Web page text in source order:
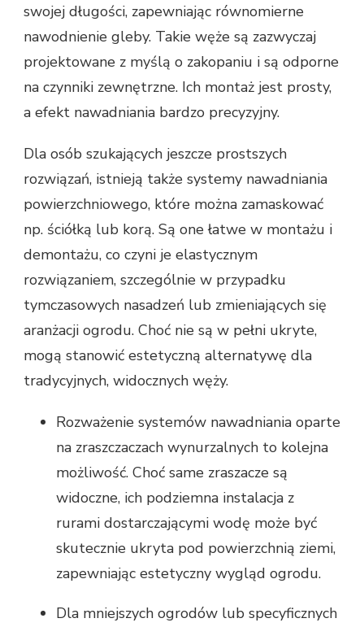
swojej długości, zapewniając równomierne
nawodnienie gleby. Takie węże są zazwyczaj
projektowane z myślą o zakopaniu i są odporne
na czynniki zewnętrzne. Ich montaż jest prosty,
a efekt nawadniania bardzo precyzyjny.
Dla osób szukających jeszcze prostszych
rozwiązań, istnieją także systemy nawadniania
powierzchniowego, które można zamaskować
np. ściółką lub korą. Są one łatwe w montażu i
demontażu, co czyni je elastycznym
rozwiązaniem, szczególnie w przypadku
tymczasowych nasadzeń lub zmieniających się
aranżacji ogrodu. Choć nie są w pełni ukryte,
mogą stanowić estetyczną alternatywę dla
tradycyjnych, widocznych węży.
Rozważenie systemów nawadniania oparte
na zraszczaczach wynurzalnych to kolejna
możliwość. Choć same zraszacze są
widoczne, ich podziemna instalacja z
rurami dostarczającymi wodę może być
skutecznie ukryta pod powierzchnią ziemi,
zapewniając estetyczny wygląd ogrodu.
Dla mniejszych ogrodów lub specyficznych